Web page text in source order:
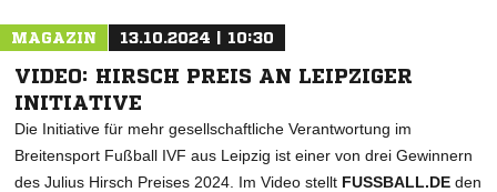
MAGAZIN 13.10.2024 | 10:30
VIDEO: HIRSCH PREIS AN LEIPZIGER
INITIATIVE
Die Initiative für mehr gesellschaftliche Verantwortung im
Breitensport Fußball IVF aus Leipzig ist einer von drei Gewinnern
des Julius Hirsch Preises 2024. Im Video stellt FUSSBALL.DE den